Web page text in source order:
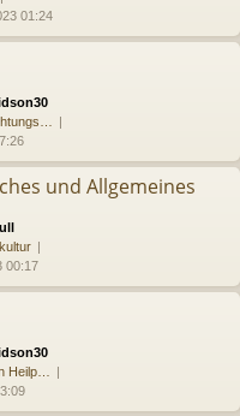
01:24
und Allgemeines
00:17
Heilp…